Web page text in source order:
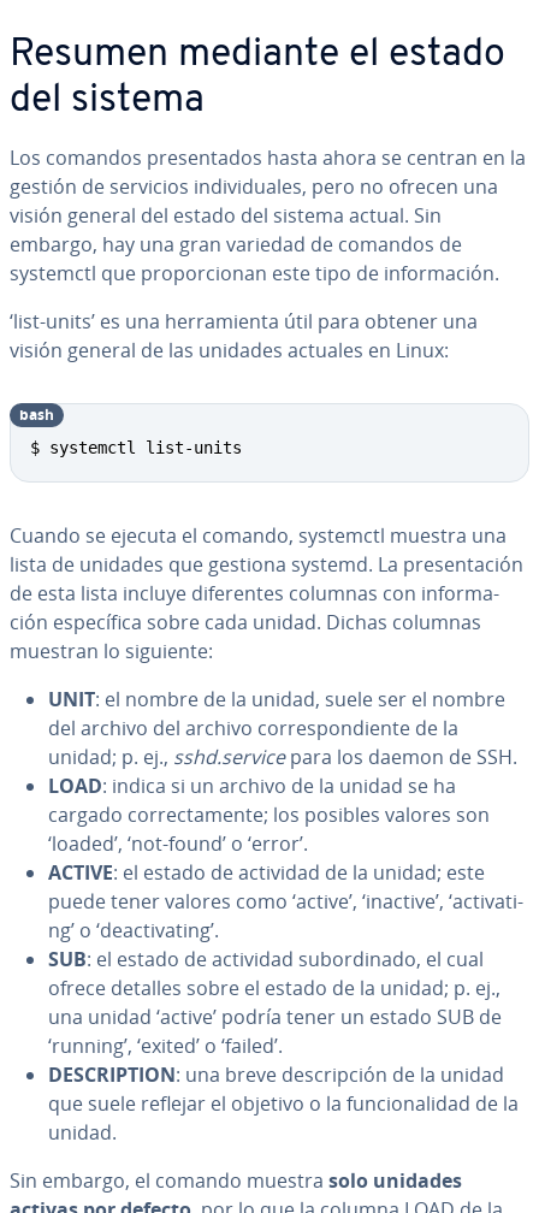
Resumen mediante el estado
del sistema
Los comandos pre­se­n­ta­dos hasta ahora se centran en la
gestión de servicios in­di­vi­dua­les, pero no ofrecen una
visión general del estado del sistema actual. Sin
embargo, hay una gran variedad de comandos de
systemctl que pro­po­r­cio­nan este tipo de in­fo­r­ma­ción.
‘list-units’ es una he­rra­mie­n­ta útil para obtener una
visión general de las unidades actuales en Linux:
$ systemctl list-units
bash
Cuando se ejecuta el comando, systemctl muestra una
lista de unidades que gestiona systemd. La pre­se­n­ta­ción
de esta lista incluye di­fe­re­n­tes columnas con in­fo­r­ma­
ción es­pe­cí­fi­ca sobre cada unidad. Dichas columnas
muestran lo siguiente:
UNIT: el nombre de la unidad, suele ser el nombre
del archivo del archivo co­rre­s­po­n­die­n­te de la
unidad; p. ej., sshd.servicepara los daemon de SSH.
LOAD: indica si un archivo de la unidad se ha
cargado co­rre­c­ta­me­n­te; los posibles valores son
‘loaded’, ‘not-found’ o ‘error’.
ACTIVE: el estado de actividad de la unidad; este
puede tener valores como ‘active’, ‘inactive’, ‘ac­ti­va­ti­
ng’ o ‘dea­c­ti­va­ti­ng’.
SUB: el estado de actividad su­bo­r­di­na­do, el cual
ofrece detalles sobre el estado de la unidad; p. ej.,
una unidad ‘active’ podría tener un estado SUB de
‘running’, ‘exited’ o ‘failed’.
DE­S­CRI­P­TION: una breve de­s­cri­p­ción de la unidad
que suele reflejar el objetivo o la fu­n­cio­na­li­dad de la
unidad.
Sin embargo, el comando muestra solo unidades